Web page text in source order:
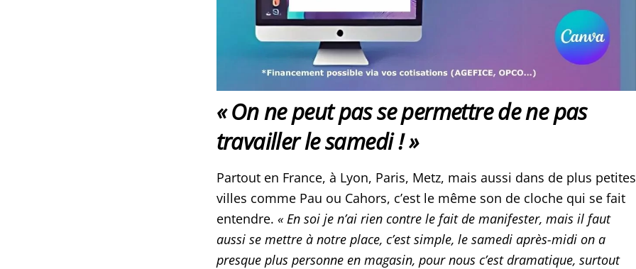
«On ne peut pas se permettre de ne pas
travailler le samedi !»
Partout en France, à Lyon, Paris, Metz, mais aussi dans de plus petites
villes comme Pau ou Cahors, c’est le même son de cloche qui se fait
entendre. « En soi je n’ai rien contre le fait de manifester, mais il faut
aussi se mettre à notre place, c’est simple, le samedi après-midi on a
presque plus personne en magasin, pour nous c’est dramatique, surtout